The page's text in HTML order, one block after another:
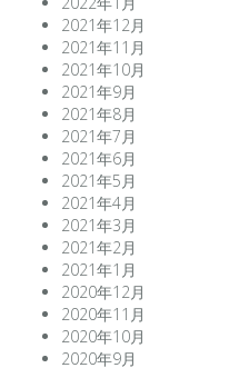
2021年12月
2021年11月
2021年10月
2021年9月
2021年8月
2021年7月
2021年6月
2021年5月
2021年4月
2021年3月
2021年2月
2021年1月
2020年12月
2020年11月
2020年10月
2020年9月